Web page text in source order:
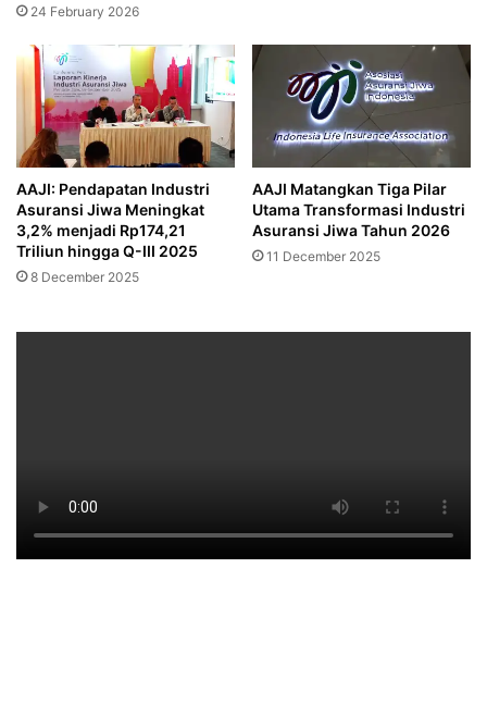
24 February 2026
AAJI: Pendapatan Industri
Asuransi Jiwa Meningkat
3,2% menjadi Rp174,21
Triliun hingga Q-III 2025
8 December 2025
AAJI Matangkan Tiga Pilar
Utama Transformasi Industri
Asuransi Jiwa Tahun 2026
11 December 2025